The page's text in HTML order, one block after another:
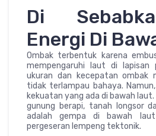
Di
Energi Di
Ombak terbentuk karena
mempengaruhi laut di lapisan
ukuran dan kecepatan ombak
tidak terlampau bahaya.
kekuatan yang ada di bawah
gunung berapi, tanah longsor
adalah gempa di bawah
pergeseran lempeng tektonik.